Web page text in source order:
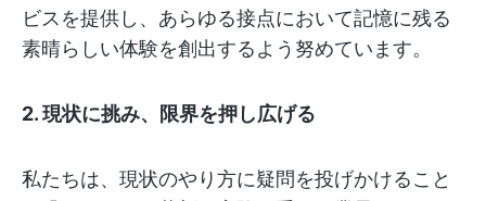
ビスを提供し、あらゆる接点において記憶に残る
素晴らしい体験を創出するよう努めています。
2. 現状に挑み、限界を押し広げる
私たちは、現状のやり方に疑問を投げかけること